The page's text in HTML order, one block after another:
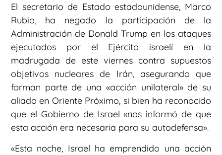
El secretario de Estado estadounidense, Marco
Rubio, ha negado la participación de la
Administración de Donald Trump en los ataques
ejecutados por el Ejército israelí en la
madrugada de este viernes contra supuestos
objetivos nucleares de Irán, asegurando que
forman parte de una «acción unilateral» de su
aliado en Oriente Próximo, si bien ha reconocido
que el Gobierno de Israel «nos informó de que
esta acción era necesaria para su autodefensa».
«Esta noche, Israel ha emprendido una acción